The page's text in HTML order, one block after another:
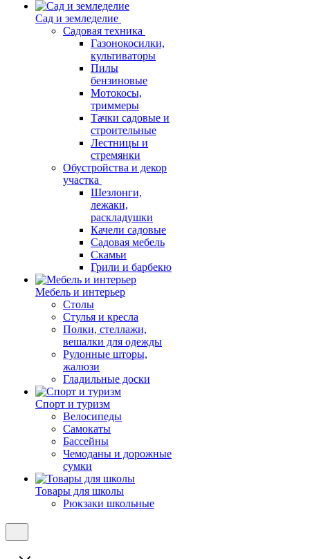
Сад и земледелие
Садовая техника
Газонокосилки,
культиваторы
Пилы
бензиновые
Мотокосы,
триммеры
Тачки садовые и
строительные
Лестницы и
стремянки
Обустройства и декор
участка
Шезлонги,
лежаки,
раскладушки
Качели садовые
Садовая мебель
Скамьи
Грили и барбекю
Мебель и интерьер
Столы
Стулья и кресла
Полки, стеллажи,
вешалки для одежды
Рулонные шторы,
жалюзи
Гладильные доски
Спорт и туризм
Велосипеды
Самокаты
Бассейны
Чемоданы и дорожные
сумки
Товары для школы
Рюкзаки школьные